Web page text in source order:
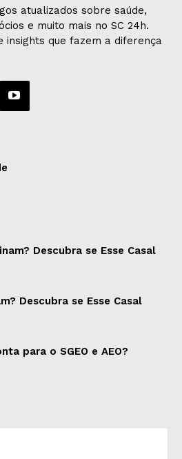
atualizados sobre saúde,
e muito mais no SC 24h.
insights que fazem a diferença
Descubra se Esse Casal
Descubra se Esse Casal
para o SGEO e AEO?